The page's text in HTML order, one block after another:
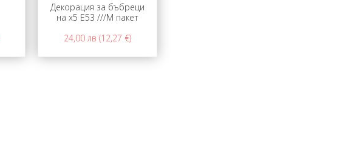
Декорация за бъбреци
на x5 E53 ///M пакет
24,00 лв (12,27 €)